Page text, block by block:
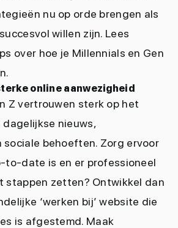
nu op orde brengen als
willen zijn. Lees
over hoe je Millennials en Gen
online aanwezigheid
Z vertrouwen sterk op het
nieuws,
behoeften. Zorg ervoor
to-date is en er professioneel
stappen zetten? Ontwikkel dan
‘werken bij’ website die
is afgestemd. Maak